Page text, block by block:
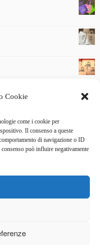
Cookie
come i cookie per
Il consenso a queste
di navigazione o ID
può influire negativamente
noi?
da Luigi
tumore del pancreas